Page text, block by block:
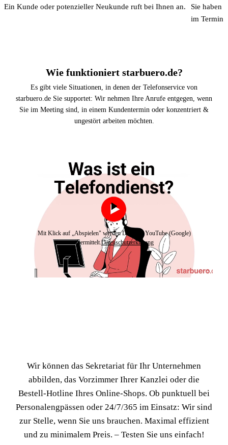
Ein Kunde oder potenzieller Neukunde ruft bei Ihnen an.
Sie haben
im Termin
Wie funktioniert starbuero.de?
Es gibt viele Situationen, in denen der Telefonservice von
starbuero.de Sie supportet: Wir nehmen Ihre Anrufe entgegen, wenn
Sie im Meeting sind, in einem Kundentermin oder konzentriert &
ungestört arbeiten möchten.
Mit Klick auf „Abspielen" werden Daten an YouTube (Google)
übermittelt.Datenschutzerklärung
Wir können das Sekretariat für Ihr Unternehmen
abbilden, das Vorzimmer Ihrer Kanzlei oder die
Bestell-Hotline Ihres Online-Shops. Ob punktuell bei
Personalengpässen oder 24/7/365 im Einsatz: Wir sind
zur Stelle, wenn Sie uns brauchen. Maximal effizient
und zu minimalem Preis. – Testen Sie uns einfach!